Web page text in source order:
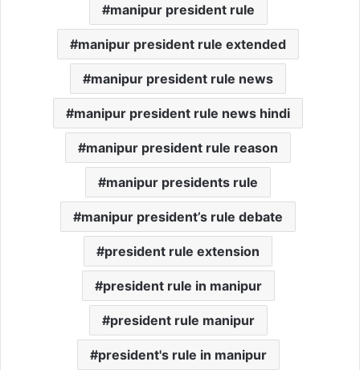
manipur president rule
manipur president rule extended
manipur president rule news
manipur president rule news hindi
manipur president rule reason
manipur presidents rule
manipur president’s rule debate
president rule extension
president rule in manipur
president rule manipur
president's rule in manipur